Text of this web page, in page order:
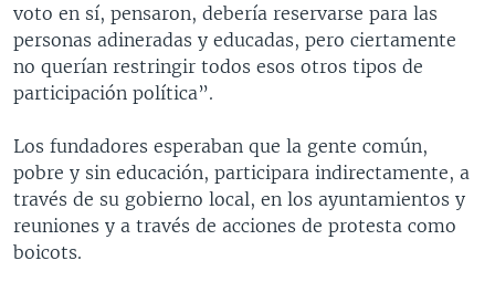
voto en sí, pensaron, debería reservarse para las
personas adineradas y educadas, pero ciertamente
no querían restringir todos esos otros tipos de
participación política”.
Los fundadores esperaban que la gente común,
pobre y sin educación, participara indirectamente, a
través de su gobierno local, en los ayuntamientos y
reuniones y a través de acciones de protesta como
boicots.